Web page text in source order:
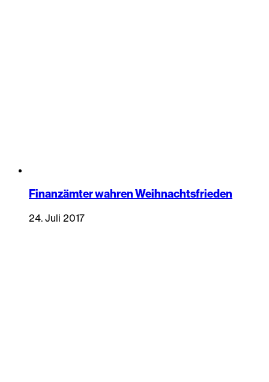
Finanzämter wahren Weihnachtsfrieden
24. Juli 2017